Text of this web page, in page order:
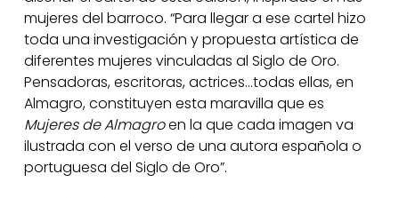
mujeres del barroco. “Para llegar a ese cartel hizo
toda una investigación y propuesta artística de
diferentes mujeres vinculadas al Siglo de Oro.
Pensadoras, escritoras, actrices…todas ellas, en
Almagro, constituyen esta maravilla que es
Mujeres de Almagroen la que cada imagen va
ilustrada con el verso de una autora española o
portuguesa del Siglo de Oro”.